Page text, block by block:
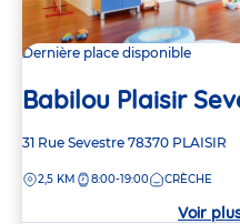
Dernière place disponible
Babilou Plaisir
Adresse
la
31 Rue Sevestre 78370 PLAISIR
DISTANCE
2,5 KM 8:00-19:00 CRÈCHE
Voir